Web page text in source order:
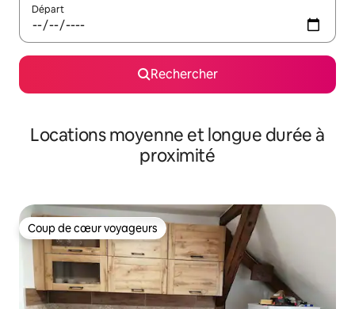
Départ
Rechercher
Locations moyenne et longue durée à
proximité
Coup de cœur voyageurs
Coup de cœur voyageurs